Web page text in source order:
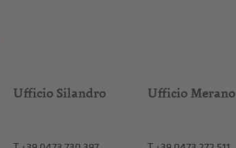
Ufficio Silandro Ufficio Merano